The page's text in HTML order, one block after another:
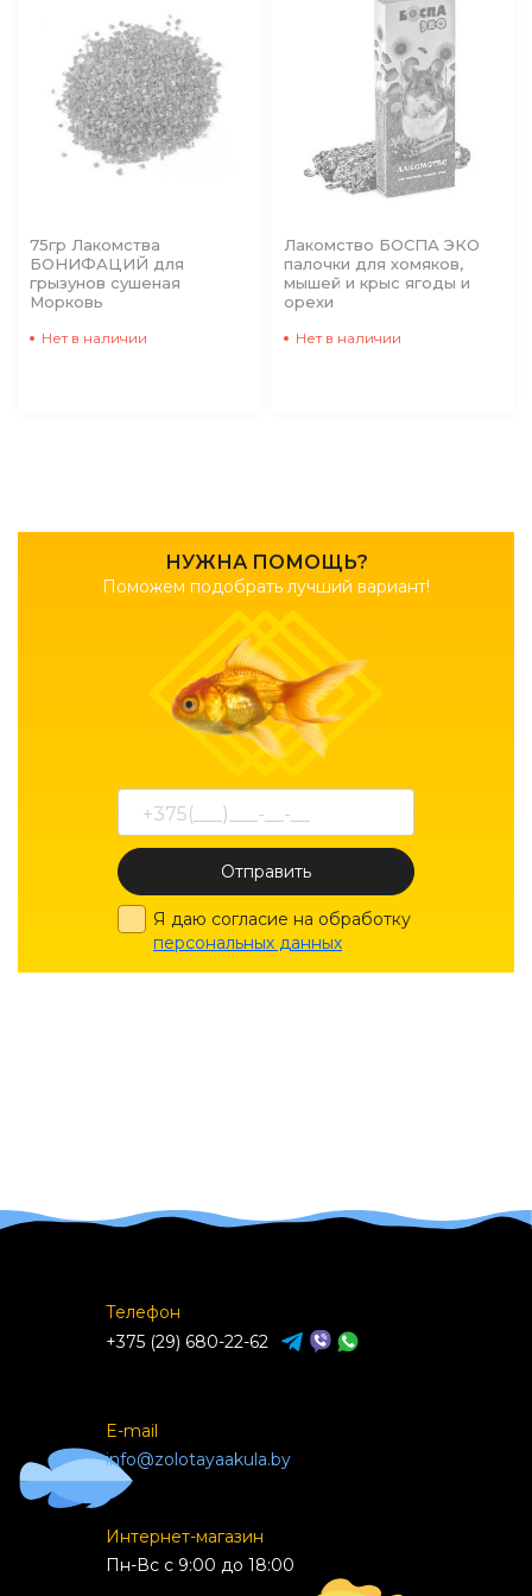
НУЖНА ПОМОЩЬ?
Поможем подобрать лучший вариант!
Отправить
Я даю согласие на обработку
персональных данных
75гр Лакомства
БОНИФАЦИЙ для
грызунов сушеная
Морковь
Нет в наличии
Лакомство БОСПА ЭКО
палочки для хомяков,
мышей и крыс ягоды и
орехи
Нет в наличии
Телефон
+375 (29) 680-22-62
E-mail
info@zolotayaakula.by
Интернет-магазин
Пн-Вс с 9:00 до 18:00